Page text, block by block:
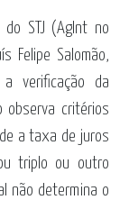
STJ (AgInt no
Felipe Salomão,
verificação da
observa critérios
a taxa de juros
triplo ou outro
não determina o